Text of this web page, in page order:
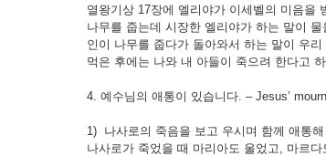
열왕기상 17장에 엘리야가 이세벨의 미음을
나무를 줍는데 시장한 엘리야가 하는 말이
인이 나무를 줍다가 돌아와서 하는 말이 우
먹은 후에는 나와 내 아들이 죽으려 한다고
4. 예수님의 애통이 있습니다. – Jesus’
1) 나사로의 죽음을 보고 우시며 함께 애통
나사로가 죽었을 때 마리아도 울었고, 마르